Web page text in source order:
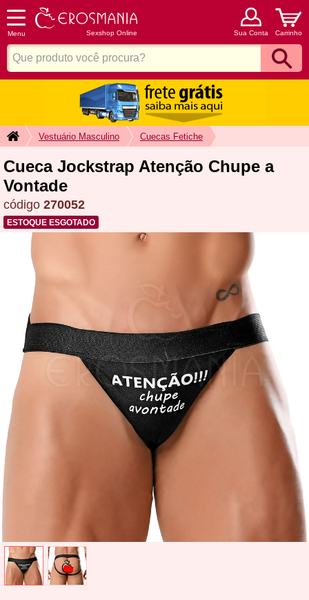
Menu Sexshop Online Sua Conta Carrinho
Vestuário Masculino Cuecas Fetiche
Cueca Jockstrap Atenção Chupe a
Vontade
código 270052
ESTOQUE ESGOTADO